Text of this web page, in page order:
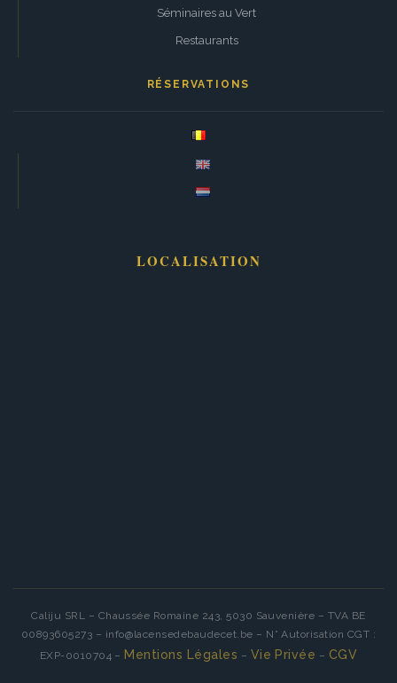
Séminaires au Vert
Restaurants
RÉSERVATIONS
LOCALISATION
Caliju SRL – Chaussée Romaine 243, 5030 Sauvenière – TVA BE
00893605273 – info@lacensedebaudecet.be – N° Autorisation CGT :
EXP-0010704 – Mentions Légales – Vie Privée – CGV